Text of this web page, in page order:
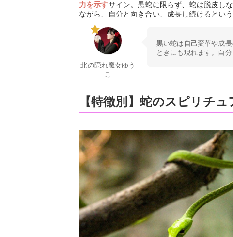
力を示すサイン。黒蛇に限らず、蛇は脱皮し
ながら、自分と向き合い、成長し続けるとい
北の隠れ魔女ゆう
こ
黒い蛇は自己変革や成
ときにも現れます。自
【特徴別】蛇のスピリチ